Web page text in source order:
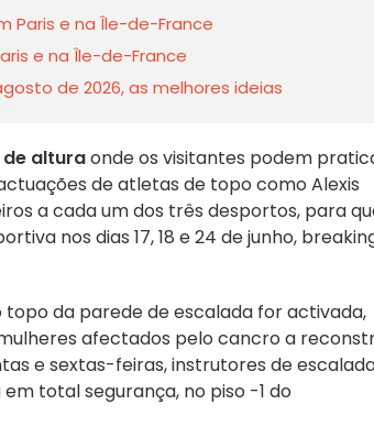
Paris e na Île-de-France
e na Île-de-France
de 2026, as melhores ideias
alturaonde os visitantes podem
de atletas de topo como Alexis
a cada um dos três desportos, para
nos dias 17, 18 e 24 de junho,
topo da parede de escalada for activada,
afectados pelo cancro a
e sextas-feiras, instrutores de
total segurança, no piso -1 do